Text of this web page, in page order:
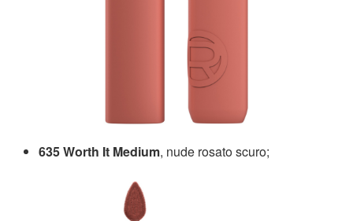
635 Worth It Medium, nude rosato scuro;